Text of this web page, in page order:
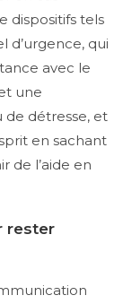
dispositifs tels
d’urgence, qui
avec le
une
de détresse, et
en sachant
de l’aide en
rester